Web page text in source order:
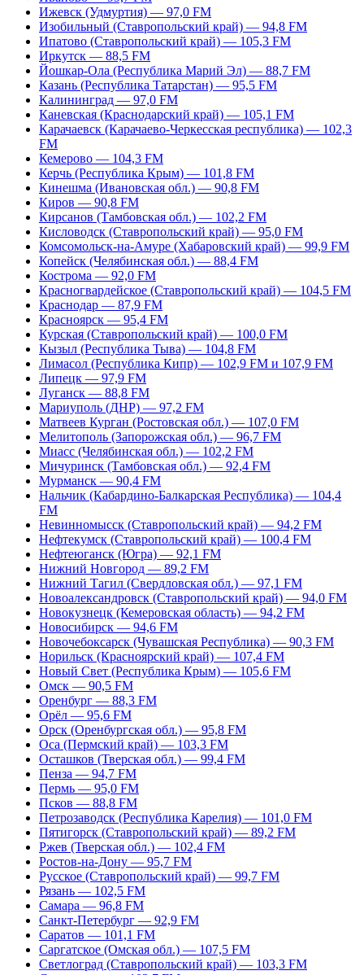
Ижевск (Удмуртия) — 97,0 FM
Изобильный (Ставропольский край) — 94,8 FM
Ипатово (Ставропольский край) — 105,3 FM
Иркутск — 88,5 FM
Йошкар-Ола (Республика Марий Эл) — 88,7 FM
Казань (Республика Татарстан) — 95,5 FM
Калининград — 97,0 FM
Каневская (Краснодарский край) — 105,1 FM
Карачаевск (Карачаево-Черкесская республика) — 102,3
FM
Кемерово — 104,3 FM
Керчь (Республика Крым) — 101,8 FM
Кинешма (Ивановская обл.) — 90,8 FM
Киров — 90,8 FM
Кирсанов (Тамбовская обл.) — 102,2 FM
Кисловодск (Ставропольский край) — 95,0 FM
Комсомольск-на-Амуре (Хабаровский край) — 99,9 FM
Копейск (Челябинская обл.) — 88,4 FM
Кострома — 92,0 FM
Красногвардейское (Ставропольский край) — 104,5 FM
Краснодар — 87,9 FM
Красноярск — 95,4 FM
Курская (Ставропольский край) — 100,0 FM
Кызыл (Республика Тыва) — 104,8 FM
Лимасол (Республика Кипр) — 102,9 FM и 107,9 FM
Липецк — 97,9 FM
Луганск — 88,8 FM
Мариуполь (ДНР) — 97,2 FM
Матвеев Курган (Ростовская обл.) — 107,0 FM
Мелитополь (Запорожская обл.) — 96,7 FM
Миасс (Челябинская обл.) — 102,2 FM
Мичуринск (Тамбовская обл.) — 92,4 FM
Мурманск — 90,4 FM
Нальчик (Кабардино-Балкарская Республика) — 104,4
FM
Невинномысск (Ставропольский край) — 94,2 FM
Нефтекумск (Ставропольский край) — 100,4 FM
Нефтеюганск (Югра) — 92,1 FM
Нижний Новгород — 89,2 FM
Нижний Тагил (Свердловская обл.) — 97,1 FM
Новоалександровск (Ставропольский край) — 94,0 FM
Новокузнецк (Кемеровская область) — 94,2 FM
Новосибирск — 94,6 FM
Новочебоксарск (Чувашская Республика) — 90,3 FM
Норильск (Красноярский край) — 107,4 FM
Новый Свет (Республика Крым) — 105,6 FM
Омск — 90,5 FM
Оренбург — 88,3 FM
Орёл — 95,6 FM
Орск (Оренбургская обл.) — 95,8 FM
Оса (Пермский край) — 103,3 FM
Осташков (Тверская обл.) — 99,4 FM
Пенза — 94,7 FM
Пермь — 95,0 FM
Псков — 88,8 FM
Петрозаводск (Республика Карелия) — 101,0 FM
Пятигорск (Ставропольский край) — 89,2 FM
Ржев (Тверская обл.) — 102,4 FM
Ростов-на-Дону — 95,7 FM
Русское (Ставропольский край) — 99,7 FM
Рязань — 102,5 FM
Самара — 96,8 FM
Санкт-Петербург — 92,9 FM
Саратов — 101,1 FM
Саргатское (Омская обл.) — 107,5 FM
Светлоград (Ставропольский край) — 103,3 FM